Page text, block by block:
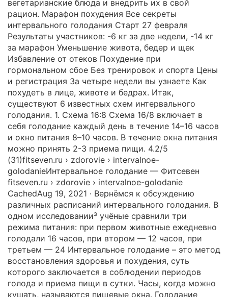
вегетарианские блюда и внедрить их в свой
рацион. Марафон похудения Все секреты
интервального голодания Старт 27 февраля
Результаты участников: -6 кг за две недели, -14 кг
за марафон Уменьшение живота, бедер и щек
Избавление от отеков Похудение при
гормональном сбое Без тренировок и спорта Цены
и регистрация За четыре недели вы узнаете Как
похудеть в лице, животе и бедрах. Итак,
существуют 6 известных схем интервального
голодания. 1. Схема 16:8 Схема 16/8 включает в
себя голодание каждый день в течение 14–16 часов
и окно питания 8–10 часов. В течение окна питания
можно принять 2-3 приема пищи. 4.2/5
(31)fitseven.ru › zdorovie › intervalnoe-
golodanieИнтервальное голодание — Фитсевен
fitseven.ru › zdorovie › intervalnoe-golodanie
CachedAug 19, 2021 · Вернёмся к обсуждению
различных расписаний интервального голодания. В
одном исследовании³ учёные сравнили три
режима питания: при первом животные ежедневно
голодали 16 часов, при втором — 12 часов, при
третьем — 24 Интервальное голодание – это метод
восстановления здоровья и похудения, суть
которого заключается в соблюдении периодов
голода и приема пищи в сутки. Часы, когда можно
кушать, называются пищевые окна. Голодание